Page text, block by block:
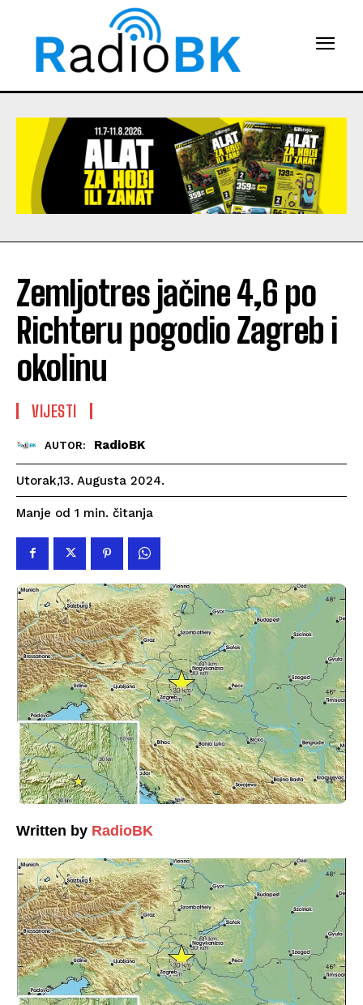
Zemljotres jačine 4,6 po
Richteru pogodio Zagreb i
okolinu
VIJESTI
AUTOR: RadioBK
Utorak,13. Augusta 2024.
Manje od 1 min. čitanja
Written by RadioBK